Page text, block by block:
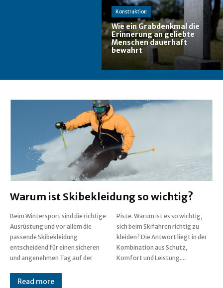
Konstruktion
Wie ein Grabdenkmal die
Erinnerung an geliebte
Menschen dauerhaft
bewahrt
Warum ist Skibekleidung so wichtig?
Beim Wintersport sind die richtige
Ausrüstung und vor allem die
passende Skibekleidung
entscheidend für einen sicheren
und angenehmen Tag auf der
Piste. Warum ist es so wichtig,
sich beim Skifahren richtig zu
kleiden? Die Antwort liegt in der
Kombination aus Schutz,
Komfort und Leistung....
Read more